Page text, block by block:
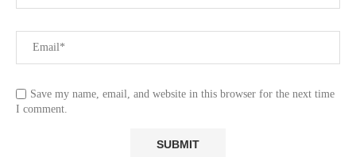
Save my name, email, and website in this browser for the next time
I comment.